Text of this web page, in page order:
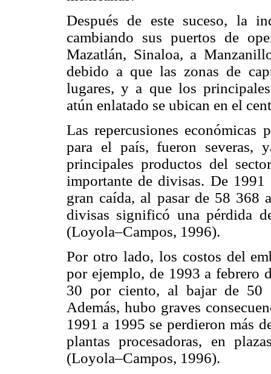
Después de este suceso, la
cambiando sus puertos de
Mazatlán, Sinaloa, a
debido a que las zonas de
lugares, y a que los
atún enlatado se ubican en el
Las repercusiones económicas
para el país, fueron
principales productos del
importante de divisas. De
gran caída, al pasar de 58 368
divisas significó una pérdida
(Loyola–Campos, 1996).
Por otro lado, los costos del
por ejemplo, de 1993 a febrero
30 por ciento, al bajar de 50
Además, hubo graves
1991 a 1995 se perdieron más
plantas procesadoras, en
(Loyola–Campos, 1996).